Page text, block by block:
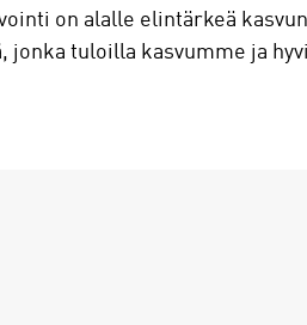
on alalle elintärkeä
jonka tuloilla kasvumme ja